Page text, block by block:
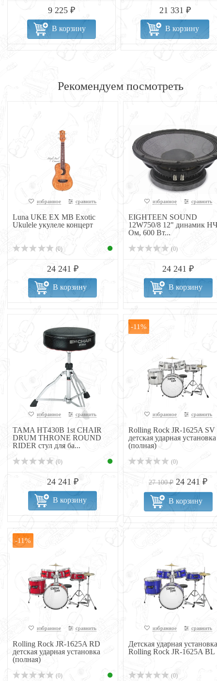
21 331 ₽
В корзину
8 158 ₽
В корзину
Рекомендуем посмотреть
избранное сравнить
Luna UKE EX MB Exotic
Ukulele укулеле концерт
(0)
24 241 ₽
В корзину
избранное сравнить
EIGHTEEN SOUND
12W750/8 12" динамик
Ом, 600 Вт...
(0)
24 241 ₽
В корзину
избранное сравнить
TAMA HT430B 1st CHAIR
DRUM THRONE ROUND
RIDER стул для ба...
(0)
24 241 ₽
В корзину
-11%
избранное сравнить
Rolling Rock JR-1625A SV
детская ударная установка
(полная)
(0)
27 100 ₽ 24 241 ₽
В корзину
-11%
избранное сравнить
Rolling Rock JR-1625A RD
детская ударная установка
(полная)
(0)
избранное сравнить
Детская ударная установка
Rolling Rock JR-1625A BL
(0)